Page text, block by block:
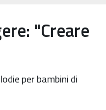
"Creare
per bambini di